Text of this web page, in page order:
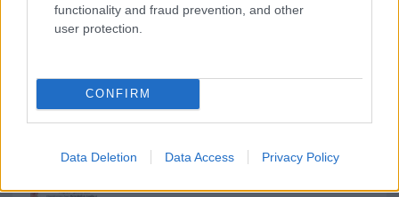
functionality and fraud prevention, and other
user protection.
CONFIRM
Data Deletion Data Access Privacy Policy
NECROLOGIE
Mario Malu